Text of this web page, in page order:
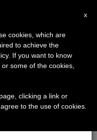
×
haremos la pausa
periodo de verano
y también el
x
cookies, which are
to achieve the
If you want to know
some of the cookies,
clicking a link or
to the use of cookies.